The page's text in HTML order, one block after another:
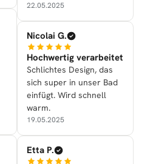
22.05.2025
Nicolai G.
Hochwertig verarbeitet
Schlichtes Design, das
sich super in unser Bad
einfügt. Wird schnell
warm.
19.05.2025
Etta P.